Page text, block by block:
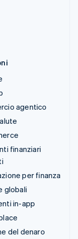
agentico
finanziari
per finanza
globali
in-app
del denaro